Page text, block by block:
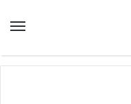
منو